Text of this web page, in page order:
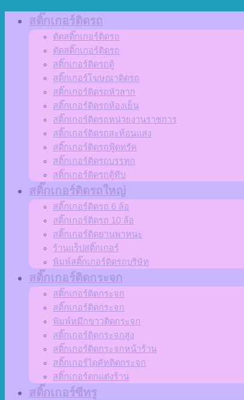
Skip
สติ๊กเกอร์ติดรถ
ตัดสติ๊กเกอร์ติดรถ
ตัดสติ๊กเกอร์ติดรถ
สติ๊กเกอร์ติดรถตู้
สติ๊กเกอร์โฆษณาติดรถ
สติ๊กเกอร์ติดรถหัวลาก
สติ๊กเกอร์ติดรถห้องเย็น
สติ๊กเกอร์ติดรถหน่วยงานราชการ
สติ๊กเกอร์ติดรถสะท้อนแสง
สติ๊กเกอร์ติดรถฟู้ดทรัค
สติ๊กเกอร์ติดรถบรรทุก
สติ๊กเกอร์ติดรถตู้ทึบ
สติ๊กเกอร์ติดรถใหญ่
สติ๊กเกอร์ติดรถ 6 ล้อ
สติ๊กเกอร์ติดรถ 10 ล้อ
สติ๊กเกอร์ติดยานพาหนะ
ร้านแร็ปสติ๊กเกอร์
พิมพ์สติ๊กเกอร์ติดรถบริษัท
สติ๊กเกอร์ติดกระจก
สติ๊กเกอร์ติดกระจก
สติ๊กเกอร์ติดกระจก
พิมพ์หมึกขาวติดกระจก
สติ๊กเกอร์ติดกระจกสูง
สติ๊กเกอร์ติดกระจกหน้าร้าน
สติ๊กเกอร์ไดคัทติดกระจก
สติ๊กเกอร์ตกแต่งร้าน
สติ๊กเกอร์ซีทรู